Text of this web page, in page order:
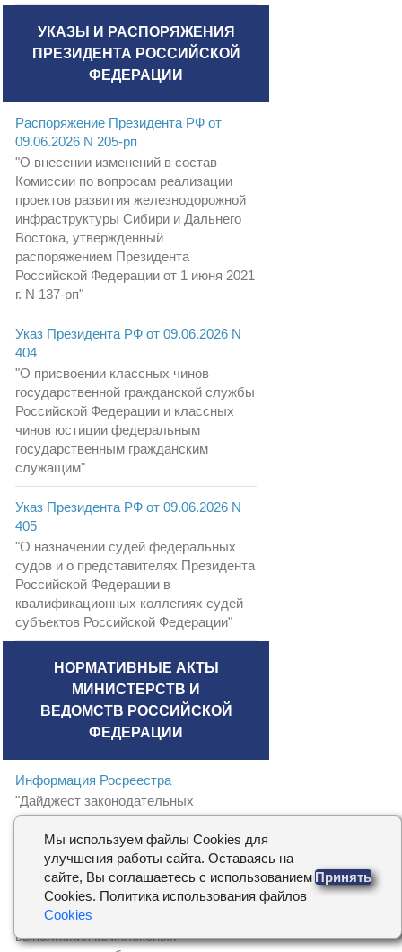
УКАЗЫ И РАСПОРЯЖЕНИЯ
ПРЕЗИДЕНТА РОССИЙСКОЙ
ФЕДЕРАЦИИ
Распоряжение Президента РФ от
09.06.2026 N 205-рп
"О внесении изменений в состав
Комиссии по вопросам реализации
проектов развития железнодорожной
инфраструктуры Сибири и Дальнего
Востока, утвержденный
распоряжением Президента
Российской Федерации от 1 июня 2021
г. N 137-рп"
Указ Президента РФ от 09.06.2026 N
404
"О присвоении классных чинов
государственной гражданской службы
Российской Федерации и классных
чинов юстиции федеральным
государственным гражданским
служащим"
Указ Президента РФ от 09.06.2026 N
405
"О назначении судей федеральных
судов и о представителях Президента
Российской Федерации в
квалификационных коллегиях судей
субъектов Российской Федерации"
НОРМАТИВНЫЕ АКТЫ
МИНИСТЕРСТВ И
ВЕДОМСТВ РОССИЙСКОЙ
ФЕДЕРАЦИИ
Информация Росреестра
"Дайджест законодательных
изменений в сфере земли и
недвижимости. I квартал 2025 года"
Приказ ППК Роскадастр от 04.02.2025
N П/045-25
"Об утверждении Регламента
выполнения комплексных
Мы используем файлы Cookies для
улучшения работы сайта. Оставаясь на
сайте, Вы соглашаетесь с использованием
Cookies. Политика использования файлов
Cookies
Принять